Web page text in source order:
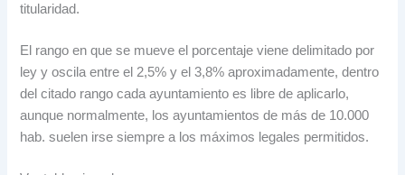
titularidad.
El rango en que se mueve el porcentaje viene delimitado por
ley y oscila entre el 2,5% y el 3,8% aproximadamente, dentro
del citado rango cada ayuntamiento es libre de aplicarlo,
aunque normalmente, los ayuntamientos de más de 10.000
hab. suelen irse siempre a los máximos legales permitidos.